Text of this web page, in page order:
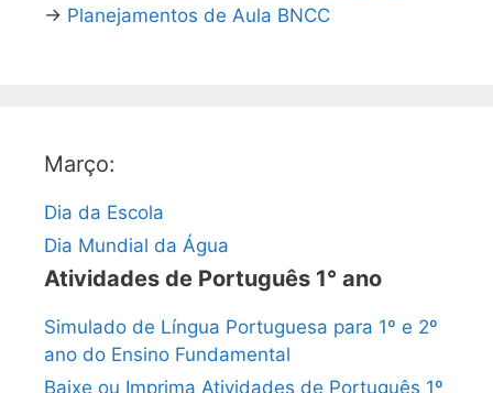
→ Planejamentos de Aula BNCC
Março:
Dia da Escola
Dia Mundial da Água
Atividades de Português 1° ano
Simulado de Língua Portuguesa para 1º e 2º
ano do Ensino Fundamental
Baixe ou Imprima Atividades de Português 1º